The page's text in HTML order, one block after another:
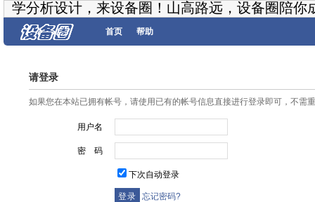
学分析设计，来设备圈！山高路远，设备圈陪你
首页 帮助
请登录
如果您在本站已拥有帐号，请使用已有的帐号信息直接进行登录即可，不需
用户名
密 码
下次自动登录
忘记密码?